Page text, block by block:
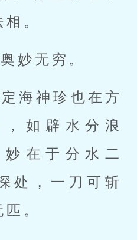
。
妙无穷。
海神珍也在方
如辟水分浪
在于分水二
处，一刀可斩
。